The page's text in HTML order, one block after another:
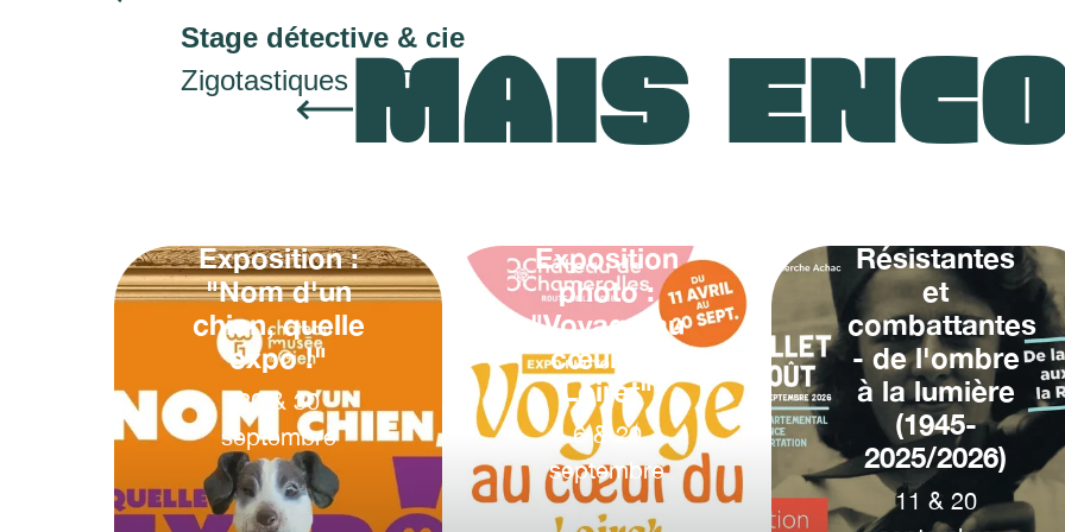
Stage détective & cie
Zigotastiques Le QGMAIS
Exposition :
"Nom d'un
chien, quelle
expo !"
20 & 30
septembre
Exposition
photo :
"Voyage au
cœur du
Loiret"
6 & 20
septembre
Résistantes
et
combattantes
- de l'ombre
à la lumière
(1945-
2025/2026)
11 & 20